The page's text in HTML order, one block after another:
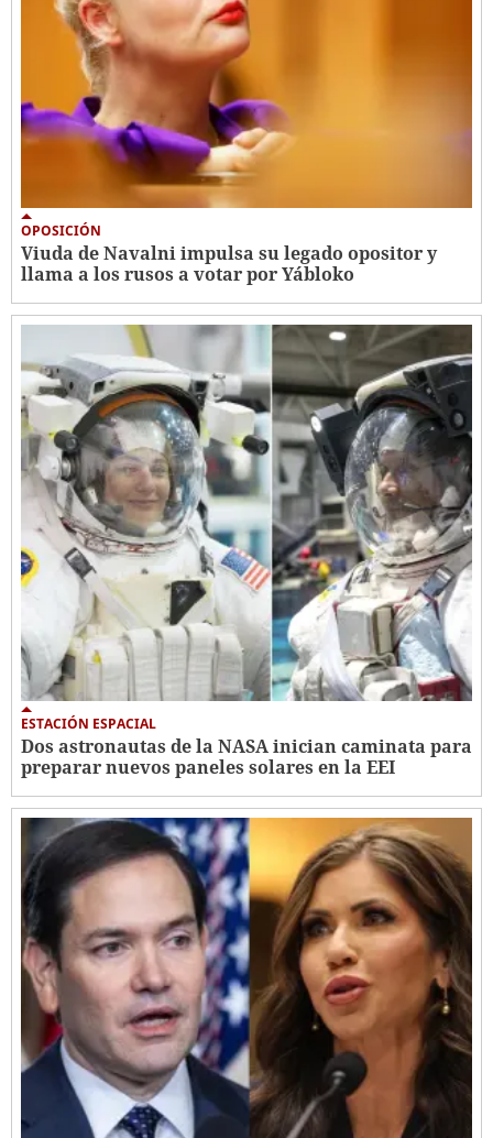
OPOSICIÓN
Viuda de Navalni impulsa su legado opositor y
llama a los rusos a votar por Yábloko
ESTACIÓN ESPACIAL
Dos astronautas de la NASA inician caminata para
preparar nuevos paneles solares en la EEI